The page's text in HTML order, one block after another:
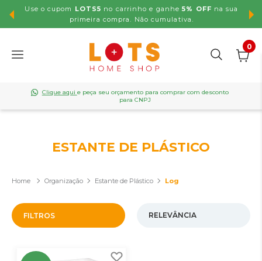
Use o cupom LOTS5 no carrinho e ganhe5% OFF na sua
primeira compra. Não cumulativa.
0
Clique aqui e peça seu orçamento para comprar com desconto
para CNPJ
ESTANTE DE PLÁSTICO
Organização Estante de Plástico Log
FILTROS